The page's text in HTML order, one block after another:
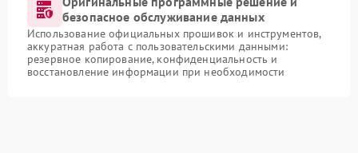
безопасное обслуживание данных
Использование официальных прошивок и инструментов,
аккуратная работа с пользовательскими данными:
резервное копирование, конфиденциальность и
восстановление информации при необходимости